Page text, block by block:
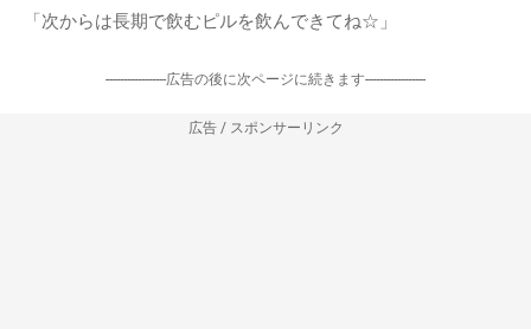
「次からは長期で飲むピルを飲んできてね☆」
-----------------広告の後に次ページに続きます-----------------
広告 / スポンサーリンク